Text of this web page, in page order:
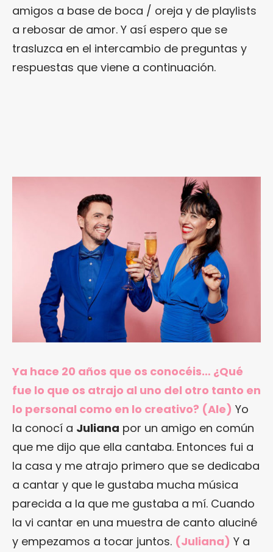
amigos a base de boca / oreja y de playlists
a rebosar de amor. Y así espero que se
trasluzca en el intercambio de preguntas y
respuestas que viene a continuación.
Ya hace 20 años que os conocéis… ¿Qué
fue lo que os atrajo al uno del otro tanto en
lo personal como en lo creativo? (Ale) Yo
la conocí a Juliana por un amigo en común
que me dijo que ella cantaba. Entonces fui a
la casa y me atrajo primero que se dedicaba
a cantar y que le gustaba mucha música
parecida a la que me gustaba a mí. Cuando
la vi cantar en una muestra de canto aluciné
y empezamos a tocar juntos. (Juliana) Y a